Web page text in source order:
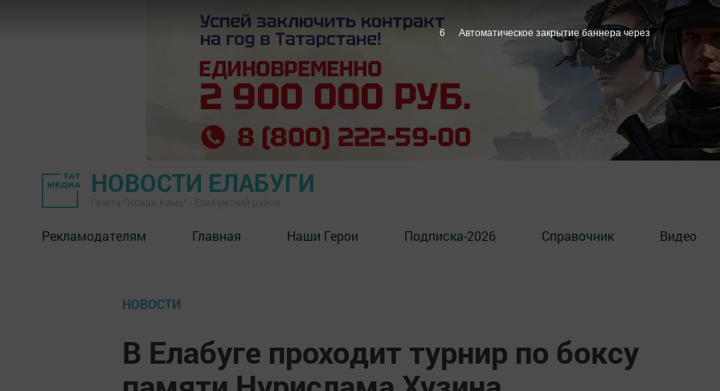
НОВОСТИ ЕЛАБУГИ
Рекламодателям Главная Наши Герои Подписка-2026 Справочник Видео
НОВОСТИ
В Елабуге проходит турнир по боксу
5 Автоматическое закрытие баннера через